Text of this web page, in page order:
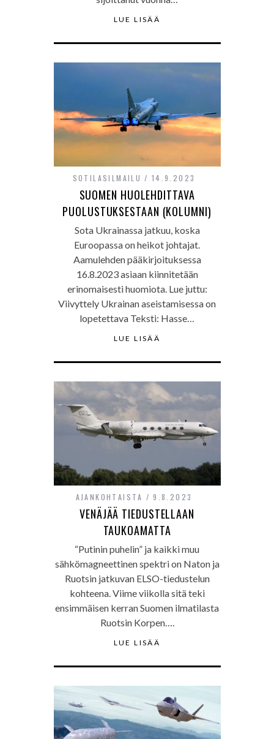
LUE LISÄÄ
SOTILASILMAILU 14.9.2023
SUOMEN HUOLEHDITTAVA
PUOLUSTUKSESTAAN (KOLUMNI)
Sota Ukrainassa jatkuu, koska
Euroopassa on heikot johtajat.
Aamulehden pääkirjoituksessa
16.8.2023 asiaan kiinnitetään
erinomaisesti huomiota. Lue juttu:
Viivyttely Ukrainan aseistamisessa on
lopetettava Teksti: Hasse…
LUE LISÄÄ
AJANKOHTAISTA 9.8.2023
VENÄJÄÄ TIEDUSTELLAAN
TAUKOAMATTA
“Putinin puhelin” ja kaikki muu
sähkömagneettinen spektri on Naton ja
Ruotsin jatkuvan ELSO-tiedustelun
kohteena. Viime viikolla sitä teki
ensimmäisen kerran Suomen ilmatilasta
Ruotsin Korpen….
LUE LISÄÄ